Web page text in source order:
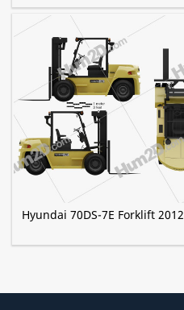
Hyundai 70DS-7E Forklift 2012